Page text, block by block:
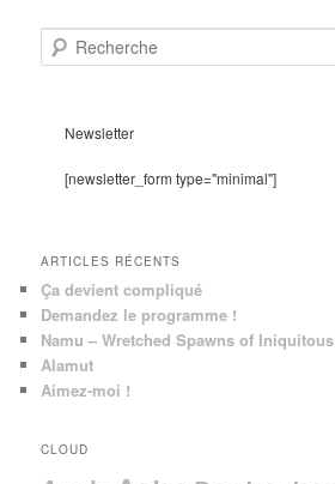
e
Newsletter
[newsletter_form type="minimal"]
ARTICLES RÉCENTS
Ça devient compliqué
Demandez le programme !
Namu – Wretched Spawns of
Alamut
Aimez-moi !
CLOUD